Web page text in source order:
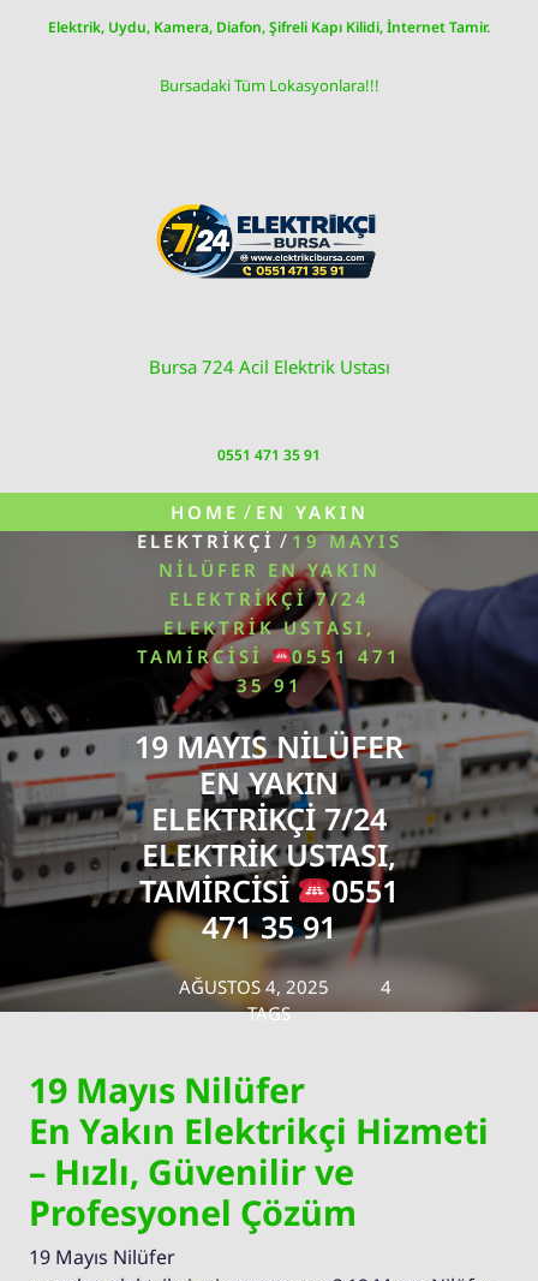
Elektrik, Uydu, Kamera, Diafon, Şifreli Kapı Kilidi, İnternet Tamir.
Bursadaki Tüm Lokasyonlara!!!
Bursa 724 Acil Elektrik Ustası
0551 471 35 91
HOME / EN YAKIN
ELEKTRIKÇI / 19 MAYIS
NILÜFER EN YAKIN
ELEKTRIKÇI 7/24
ELEKTRIK USTASI,
TAMIRCISI
0551 471
35 91
19 MAYIS NILÜFER
EN YAKIN
ELEKTRIKÇI 7/24
ELEKTRIK USTASI,
TAMIRCISI
0551
471 35 91
AĞUSTOS 4, 2025
4
TAGS
19 Mayıs Nilüfer
En Yakın Elektrikçi Hizmeti
– Hızlı, Güvenilir ve
Profesyonel Çözüm
19 Mayıs Nilüfer